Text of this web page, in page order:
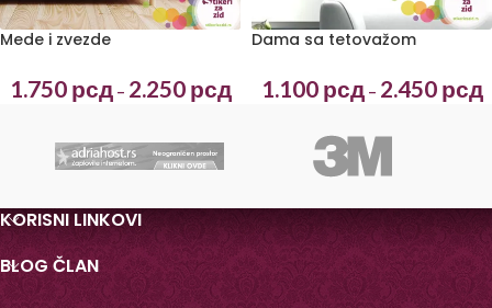
Mede i zvezde
1.750 рсд – 2.250 рсд
Dama sa tetovažom
1.100 рсд – 2.450 рсд
KORISNI LINKOVI
BLOG ČLAN